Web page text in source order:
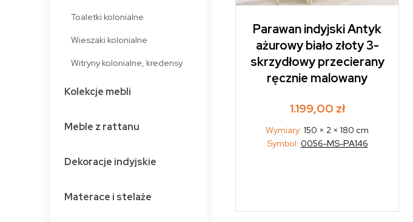
Toaletki kolonialne
Wieszaki kolonialne
Witryny kolonialne, kredensy
Kolekcje mebli
Meble z rattanu
Dekoracje indyjskie
Materace i stelaże
Parawan indyjski Antyk
ażurowy biało złoty 3-
skrzydłowy przecierany
ręcznie malowany
1.199,00 zł
Wymiary:150 × 2 × 180 cm
Symbol: 0056-MS-PA146